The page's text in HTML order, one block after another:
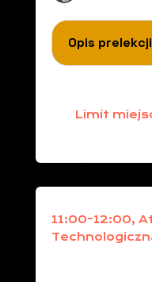
Opis prelekcji
Limit
11:00-12:00,